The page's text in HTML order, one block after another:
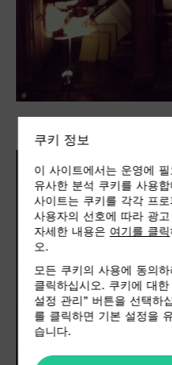
쿠키 정보
이 사이트에서는 운영에
유사한 분석 쿠키를 사용
사이트는 쿠키를 각각 프
사용자의 선호에 따라 광
자세한 내용은 여기를 클릭
오.
모든 쿠키의 사용에 동의
클릭하십시오. 쿠키에 대
설정 관리” 버튼을 선택하
를 클릭하면 기본 설정을
습니다.